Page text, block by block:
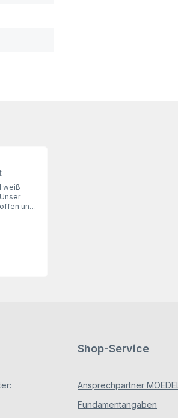
weiß
und
Shop-Service
Ansprechpartner
Fundamentangaben